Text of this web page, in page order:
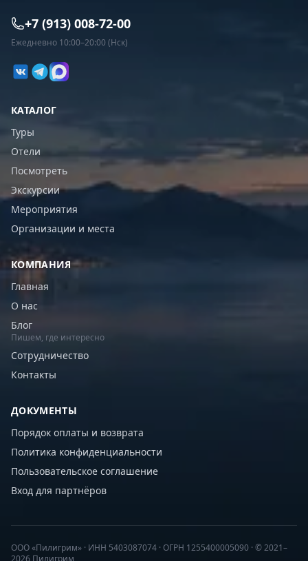
+7 (913) 008-72-00
Ежедневно 10:00–20:00 (Нск)
КАТАЛОГ
Туры
Отели
Посмотреть
Экскурсии
Мероприятия
Организации и места
КОМПАНИЯ
Главная
О нас
Блог
Пишем, где интересно
Сотрудничество
Контакты
ДОКУМЕНТЫ
Порядок оплаты и возврата
Политика конфиденциальности
Пользовательское соглашение
Вход для партнёров
ООО «Пилигрим» · ИНН 5403087074 · ОГРН 1255400005090 · © 2021–
2026 Пилигрим